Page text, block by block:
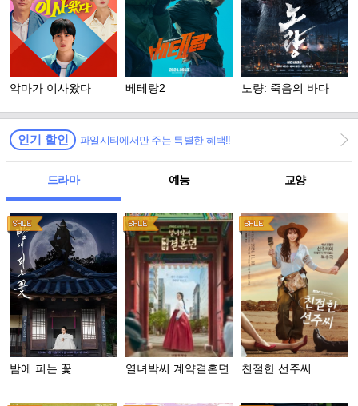
악마가 이사왔다 베테랑2 노량: 죽음의 바다
인기 할인 파일시티에서만 주는 특별한 혜택!!
드라마 예능 교양
밤에 피는 꽃 열녀박씨 계약결혼뎐 친절한 선주씨